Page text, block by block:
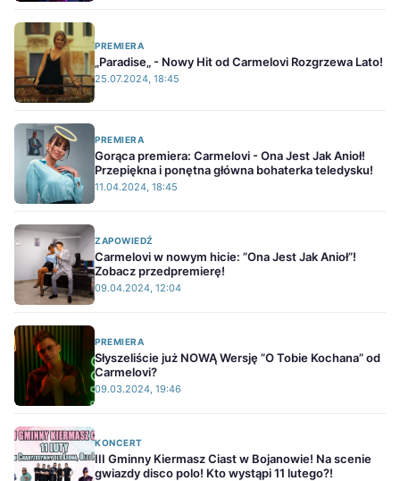
PREMIERA
„Paradise„ - Nowy Hit od Carmelovi Rozgrzewa Lato!
25.07.2024, 18:45
PREMIERA
Gorąca premiera: Carmelovi - Ona Jest Jak Anioł!
Przepiękna i ponętna główna bohaterka teledysku!
11.04.2024, 18:45
ZAPOWIEDŹ
Carmelovi w nowym hicie: ”Ona Jest Jak Anioł”!
Zobacz przedpremierę!
09.04.2024, 12:04
PREMIERA
Słyszeliście już NOWĄ Wersję ”O Tobie Kochana” od
Carmelovi?
09.03.2024, 19:46
KONCERT
III Gminny Kiermasz Ciast w Bojanowie! Na scenie
gwiazdy disco polo! Kto wystąpi 11 lutego?!